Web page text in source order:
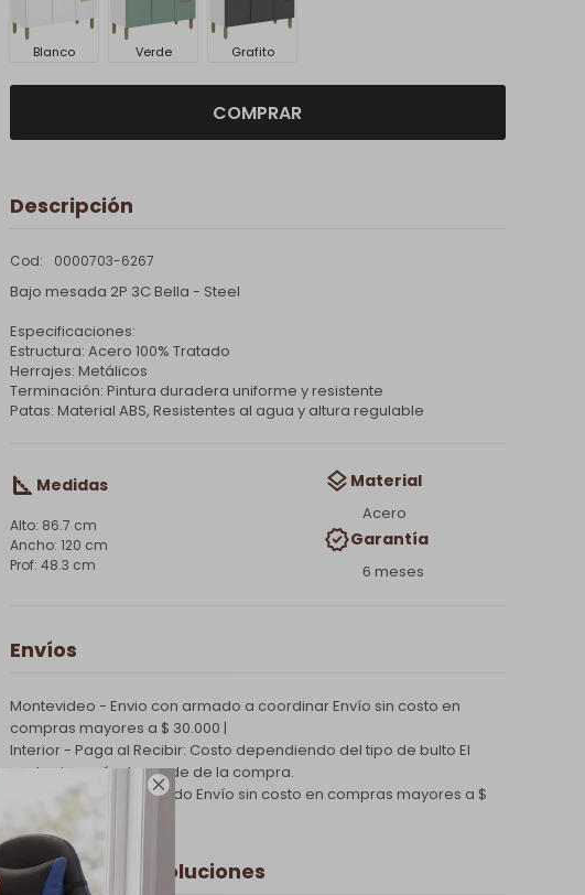

Blanco Verde Grafito
COMPRAR
Descripción
0000703-6267
Bajo mesada 2P 3C Bella - Steel
Especificaciones:
Estructura: Acero 100% Tratado
Herrajes: Metálicos
Terminación: Pintura duradera uniforme y resistente
Patas: Material ABS, Resistentes al agua y altura regulable
Medidas
86.7 cm
120 cm
48.3 cm
Material
Acero
Garantía
6 meses
Envíos
Montevideo - Envio con armado a coordinarEnvío sin costo en
compras mayores a $ 30.000 |
Interior - Paga al Recibir: Costo dependiendo del tipo de bulto El
costo de envío depende de la compra.
PQuick Envío Coordinado Envío sin costo en compras mayores a $
30.000 |
Cambios y Devoluciones